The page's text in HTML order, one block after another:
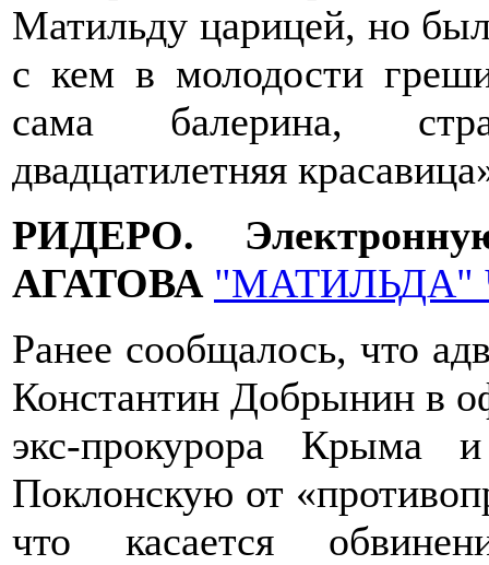
Матильду царицей, но
с кем в молодости
сама балерина,
двадцатилетняя
РИДЕРО.
АГАТОВА "МАТИЛЬДА"
Ранее сообщалось, что
Константин Добрынин в
экс-прокурора Крыма
Поклонскую от
что касается